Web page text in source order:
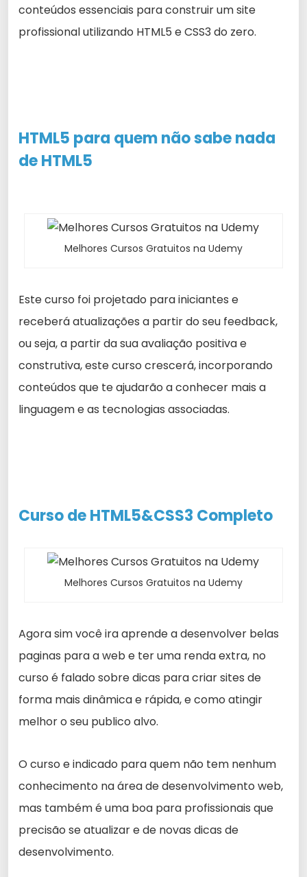
conteúdos essenciais para construir um site
profissional utilizando HTML5 e CSS3 do zero.
HTML5 para quemnãosabe nada
de HTML5
Melhores Cursos Gratuitos na Udemy
Este curso foi projetado para iniciantes e
receberá atualizações a partir do seu feedback,
ou seja, a partir da sua avaliação positiva e
construtiva, este curso crescerá, incorporando
conteúdos que te ajudarão a conhecer mais a
linguagem e as tecnologias associadas.
Curso de HTML5&CSS3 Completo
Melhores Cursos Gratuitos na Udemy
Agora sim você ira aprende a desenvolver belas
paginas para a web e ter uma renda extra, no
curso é falado sobre dicas para criar sites de
forma mais dinâmica e rápida, e como atingir
melhor o seu publico alvo.
O curso e indicado para quem não tem nenhum
conhecimento na área de desenvolvimento web,
mas também é uma boa para profissionais que
precisão se atualizar e de novas dicas de
desenvolvimento.